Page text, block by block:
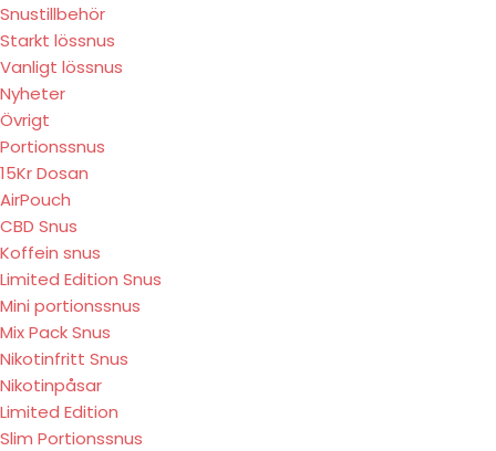
Snustillbehör
Starkt lössnus
Vanligt lössnus
Nyheter
Övrigt
Portionssnus
15Kr Dosan
AirPouch
CBD Snus
Koffein snus
Limited Edition Snus
Mini portionssnus
Mix Pack Snus
Nikotinfritt Snus
Nikotinpåsar
Limited Edition
Slim Portionssnus